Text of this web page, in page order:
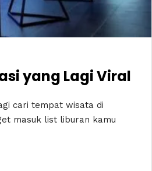
yang Lagi Viral
cari tempat wisata di
masuk list liburan kamu